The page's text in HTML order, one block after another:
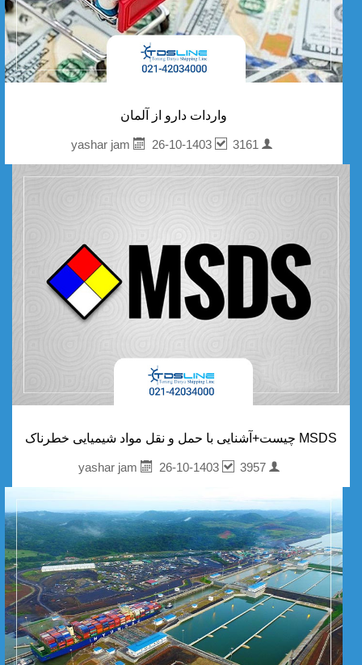
واردات دارو از آلمان
yashar jam
26-10-1403 3161
MSDS چیست+آشنایی با حمل و نقل مواد شیمیایی خطرناک
yashar jam
26-10-1403 3957